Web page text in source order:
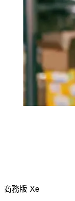
商務版 Xe